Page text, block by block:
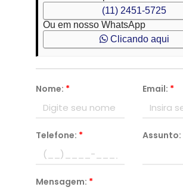
(11) 2451-5725
Ou em nosso WhatsApp
Clicando aqui
Nome: * Email: *
Telefone: * Assunto:
Mensagem: *